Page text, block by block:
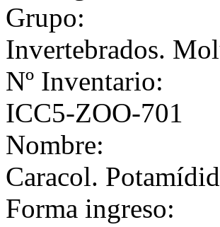
Grupo:
Invertebrados.
Nº Inventario:
ICC5-ZOO-701
Nombre:
Caracol.
Forma ingreso: